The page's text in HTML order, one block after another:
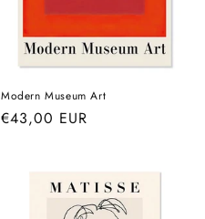
Modern Museum Art
Prix
€43,00 EUR